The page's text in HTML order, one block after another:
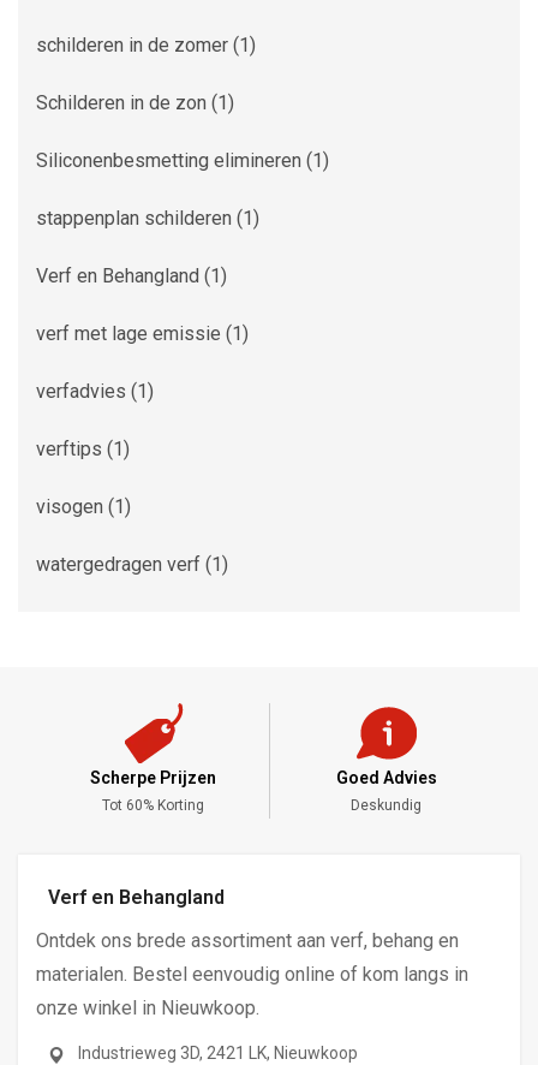
schilderen in de zomer (1)
Schilderen in de zon (1)
Siliconenbesmetting elimineren (1)
stappenplan schilderen (1)
Verf en Behangland (1)
verf met lage emissie (1)
verfadvies (1)
verftips (1)
visogen (1)
watergedragen verf (1)
Scherpe Prijzen
Tot 60% Korting
Goed Advies
Deskundig
Verf en Behangland
Ontdek ons brede assortiment aan verf, behang en
materialen. Bestel eenvoudig online of kom langs in
onze winkel in Nieuwkoop.
Industrieweg 3D, 2421 LK, Nieuwkoop